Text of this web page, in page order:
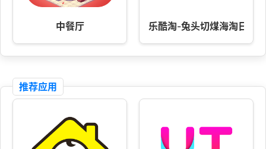
中餐厅 乐酷淘-兔头切煤海淘日本
推荐应用